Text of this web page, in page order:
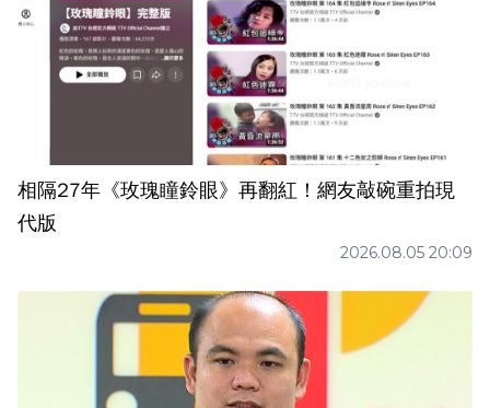
相隔27年《玫瑰瞳鈴眼》再翻紅！網友敲碗重拍現
代版
2026.08.05 20:09